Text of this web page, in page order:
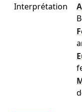
Interprétation